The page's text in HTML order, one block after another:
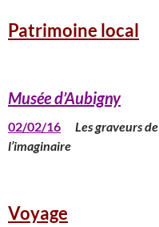
Patrimoine local
Musée d’Aubigny
02/02/16
Les graveurs de
l’imaginaire
Voyage